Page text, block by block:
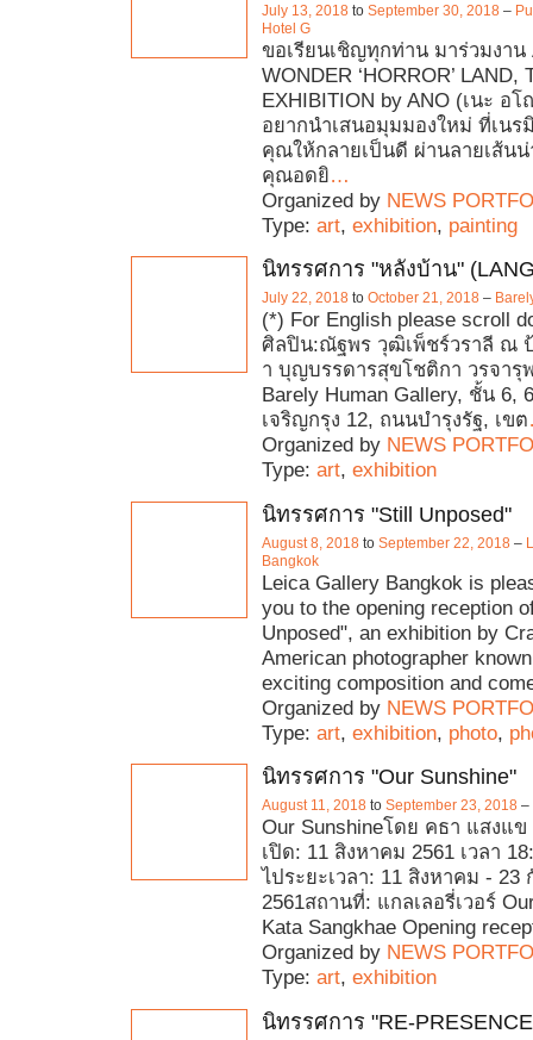
July 13, 2018 to September 30, 2018 –
Hotel G
ขอเรียนเชิญทุกท่าน มาร่วมงาน
WONDER ‘HORROR’ LAND,
EXHIBITION by ANO (เนะ อ
อยากนำเสนอมุมมองใหม่ ที่เนร
คุณให้กลายเป็นดี ผ่านลายเส้น
คุณอดยิ…
Organized by NEWS
Type: art, exhibition, painting
นิทรรศการ "หลังบ้าน"
July 22, 2018 to October 21, 2018 –
(*) For English please scroll
ศิลปิน:ณัฐพร วุฒิเพ็ชร์วราลี ณ
า บุญบรรดารสุขโชติกา วรจารุ
Barely Human Gallery, ชั้น 6,
เจริญกรุง 12, ถนนบำรุงรัฐ, เขต
Organized by NEWS
Type: art, exhibition
นิทรรศการ "Still Unposed"
August 8, 2018 to September 22, 2018 –
Bangkok
Leica Gallery Bangkok is
you to the opening reception
Unposed", an exhibition by
American photographer
exciting composition and
Organized by NEWS
Type: art, exhibition, photo,
นิทรรศการ "Our Sunshine"
August 11, 2018 to September 23, 2018 –
Our Sunshineโดย คธา แสงแ
เปิด: 11 สิงหาคม 2561 เวลา
ไประยะเวลา: 11 สิงหาคม - 23
2561สถานที่: แกลเลอรี่เวอร์
Kata Sangkhae Opening
Organized by NEWS
Type: art, exhibition
นิทรรศการ "RE-